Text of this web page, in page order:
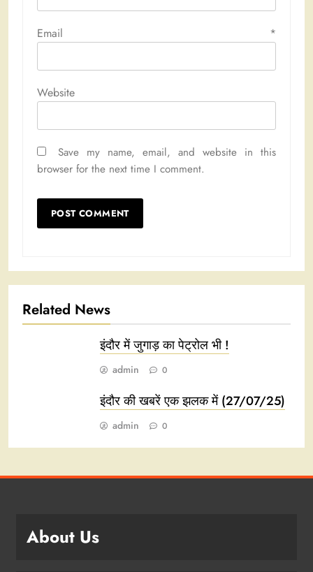
Email *
Website
Save my name, email, and website in this
browser for the next time I comment.
Related News
इंदौर में जुगाड़ का पेट्रोल भी !
admin 0
इंदौर की खबरें एक झलक में (27/07/25)
admin 0
About Us